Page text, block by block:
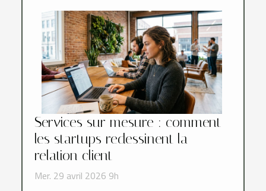
Services sur mesure : comment
les startups redessinent la
relation client
Mer. 29 avril 2026 9h